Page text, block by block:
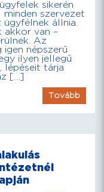
sikerén
szervezet
állnia.
akkor van –
Az
népszerű
ilyen jellegű
lépéseit tárja
[…]
Tovább